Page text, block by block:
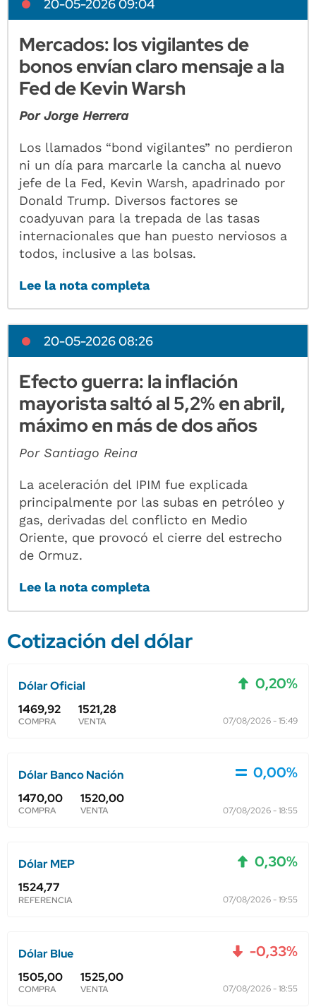
20-05-2026 09:04
Mercados: los vigilantes de
bonos envían claro mensaje a la
Fed de Kevin Warsh
Por Jorge Herrera
Los llamados “bond vigilantes” no perdieron
ni un día para marcarle la cancha al nuevo
jefe de la Fed, Kevin Warsh, apadrinado por
Donald Trump. Diversos factores se
coadyuvan para la trepada de las tasas
internacionales que han puesto nerviosos a
todos, inclusive a las bolsas.
Lee la nota completa
20-05-2026 08:26
Efecto guerra: la inflación
mayorista saltó al 5,2% en abril,
máximo en más de dos años
Por Santiago Reina
La aceleración del IPIM fue explicada
principalmente por las subas en petróleo y
gas, derivadas del conflicto en Medio
Oriente, que provocó el cierre del estrecho
de Ormuz.
Lee la nota completa